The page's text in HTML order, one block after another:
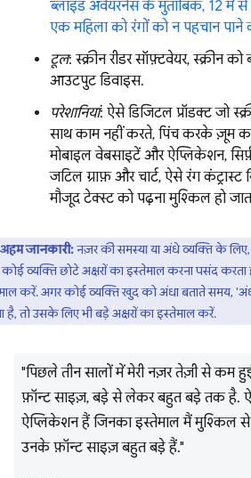
ब्लाइंड अवेयरनेस के मुताबिक, 12
एक महिला को रंगों को न पहचान पाने
टूल: स्क्रीन रीडर सॉफ़्टवेयर, स्क्रीन
आउटपुट डिवाइस.
परेशानियां: ऐसे डिजिटल प्रॉडक्ट जो
साथ काम नहीं करते, पिंच करके ज़ूम
मोबाइल वेबसाइटें और ऐप्लिकेशन,
जटिल ग्राफ़ और चार्ट, ऐसे रंग
मौजूद टेक्स्ट को पढ़ना मुश्किल हो
अहम जानकारी:नज़र की समस्या या अंधे व्यक्ति के
व्यक्ति छोटे अक्षरों का इस्तेमाल करना पसंद करता
करें. अगर कोई व्यक्ति खुद को अंधा बताते समय,
है, तो उसके लिए भी बड़े अक्षरों का इस्तेमाल करें.
"पिछले तीन सालों में मेरी नज़र तेज़ी से कम
फ़ॉन्ट साइज़, बड़े से लेकर बहुत बड़े तक है.
ऐप्लिकेशन हैं जिनका इस्तेमाल मैं मुश्किल से
उनके फ़ॉन्ट साइज़ बहुत बड़े हैं."